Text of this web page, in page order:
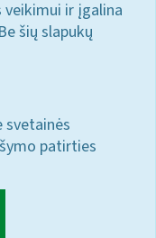
ir įgalina
šių slapukų
patirties